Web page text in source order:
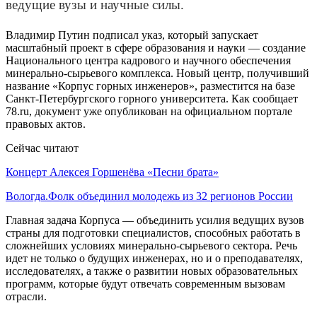
ведущие вузы и научные силы.
Владимир Путин подписал указ, который запускает
масштабный проект в сфере образования и науки — создание
Национального центра кадрового и научного обеспечения
минерально-сырьевого комплекса. Новый центр, получивший
название «Корпус горных инженеров», разместится на базе
Санкт-Петербургского горного университета. Как сообщает
78.ru, документ уже опубликован на официальном портале
правовых актов.
Сейчас читают
Концерт Алексея Горшенёва «Песни брата»
Вологда.Фолк объединил молодежь из 32 регионов России
Главная задача Корпуса — объединить усилия ведущих вузов
страны для подготовки специалистов, способных работать в
сложнейших условиях минерально-сырьевого сектора. Речь
идет не только о будущих инженерах, но и о преподавателях,
исследователях, а также о развитии новых образовательных
программ, которые будут отвечать современным вызовам
отрасли.